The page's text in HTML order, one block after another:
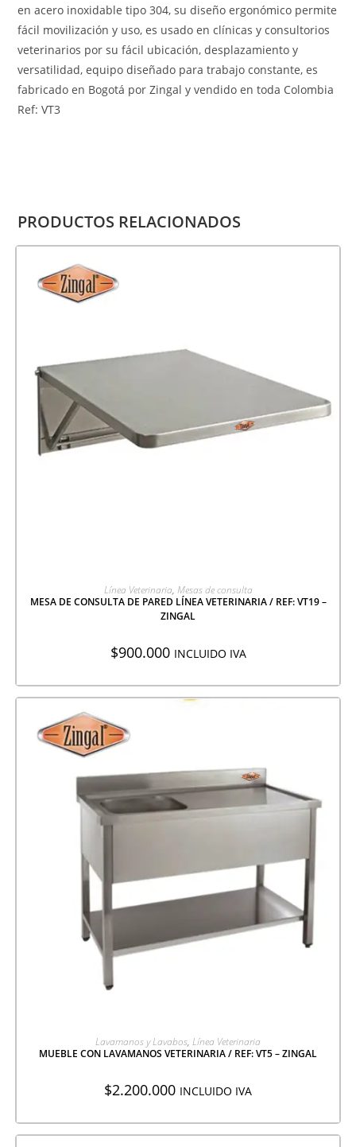
en acero inoxidable tipo 304, su diseño ergonómico permite
fácil movilización y uso, es usado en clínicas y consultorios
veterinarios por su fácil ubicación, desplazamiento y
versatilidad, equipo diseñado para trabajo constante, es
fabricado en Bogotá por Zingal y vendido en toda Colombia
Ref: VT3
PRODUCTOS RELACIONADOS
AGREGAR A COTIZACIÓN
Línea Veterinaria, Mesas de consulta
MESA DE CONSULTA DE PARED LÍNEA VETERINARIA / REF: VT19 –
ZINGAL
$900.000 INCLUIDO IVA
AGREGAR A COTIZACIÓN
Lavamanos y Lavabos, Línea Veterinaria
MUEBLE CON LAVAMANOS VETERINARIA / REF: VT5 – ZINGAL
$2.200.000 INCLUIDO IVA